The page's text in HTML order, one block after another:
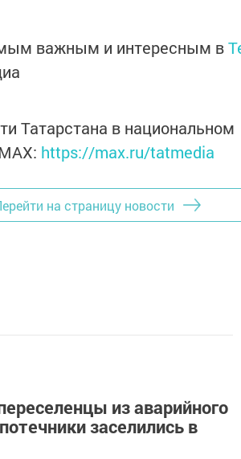
важным и интересным в
Татарстана в национальном
https://max.ru/tatmedia
на страницу новости
из аварийного
заселились в